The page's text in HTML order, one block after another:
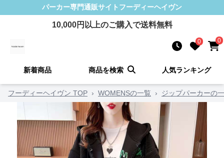
パーカー専門通販サイト フーディーヘイヴン
10,000円以上のご購入で送料無料
0 0
新着商品 商品を検索 人気ランキング
フーディーヘイヴン TOP › WOMENSの一覧 › ジップパーカーの